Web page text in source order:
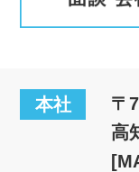
本社
〒
高